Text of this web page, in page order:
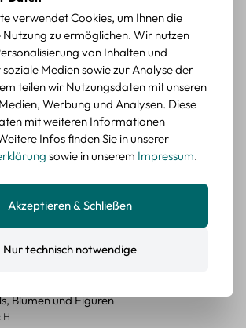
Bewertung von 5 von 5 Sternen
gut zu meinen Büchern, würde sie
ARTIKEL
Sticker Set – 45 Stück mit 15
Motive
F
für meine Bücher, es passt zu meinem
Blumen und Figuren
H
verwendet Cookies, um Ihnen die
zu ermöglichen. Wir nutzen
von Inhalten und
Medien sowie zur Analyse der
teilen wir Nutzungsdaten mit unseren
Werbung und Analysen. Diese
mit weiteren Informationen
Infos finden Sie in unserer
sowie in unserem Impressum.
Nur technisch notwendige
Akzeptieren & Schließen